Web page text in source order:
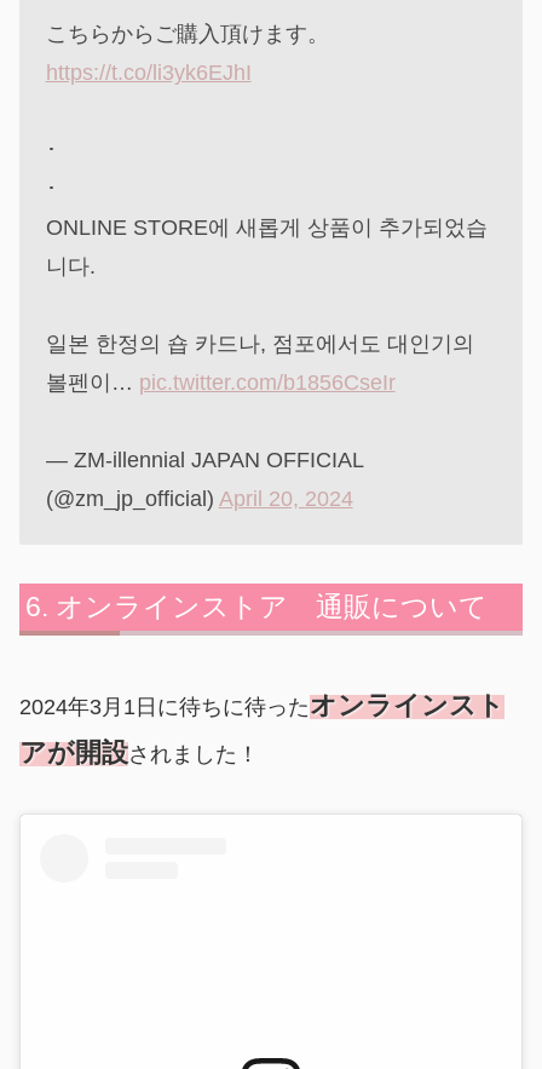
こちらからご購入頂けます。
https://t.co/li3yk6EJhI
･
･
ONLINE STORE에 새롭게 상품이 추가되었습
니다.
일본 한정의 숍 카드나, 점포에서도 대인기의
볼펜이… pic.twitter.com/b1856CseIr
— ZM-illennial JAPAN OFFICIAL
(@zm_jp_official) April 20, 2024
オンラインストア 通販について
2024年3月1日に待ちに待ったオンラインスト
アが開設されました！